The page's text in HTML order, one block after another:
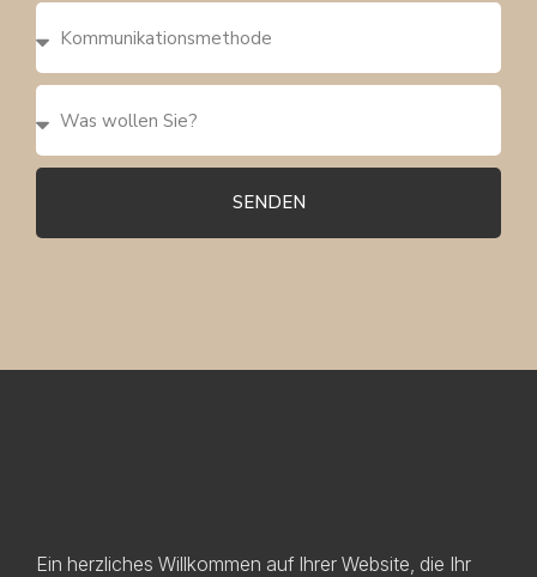
SENDEN
Ein herzliches Willkommen auf Ihrer Website, die Ihr